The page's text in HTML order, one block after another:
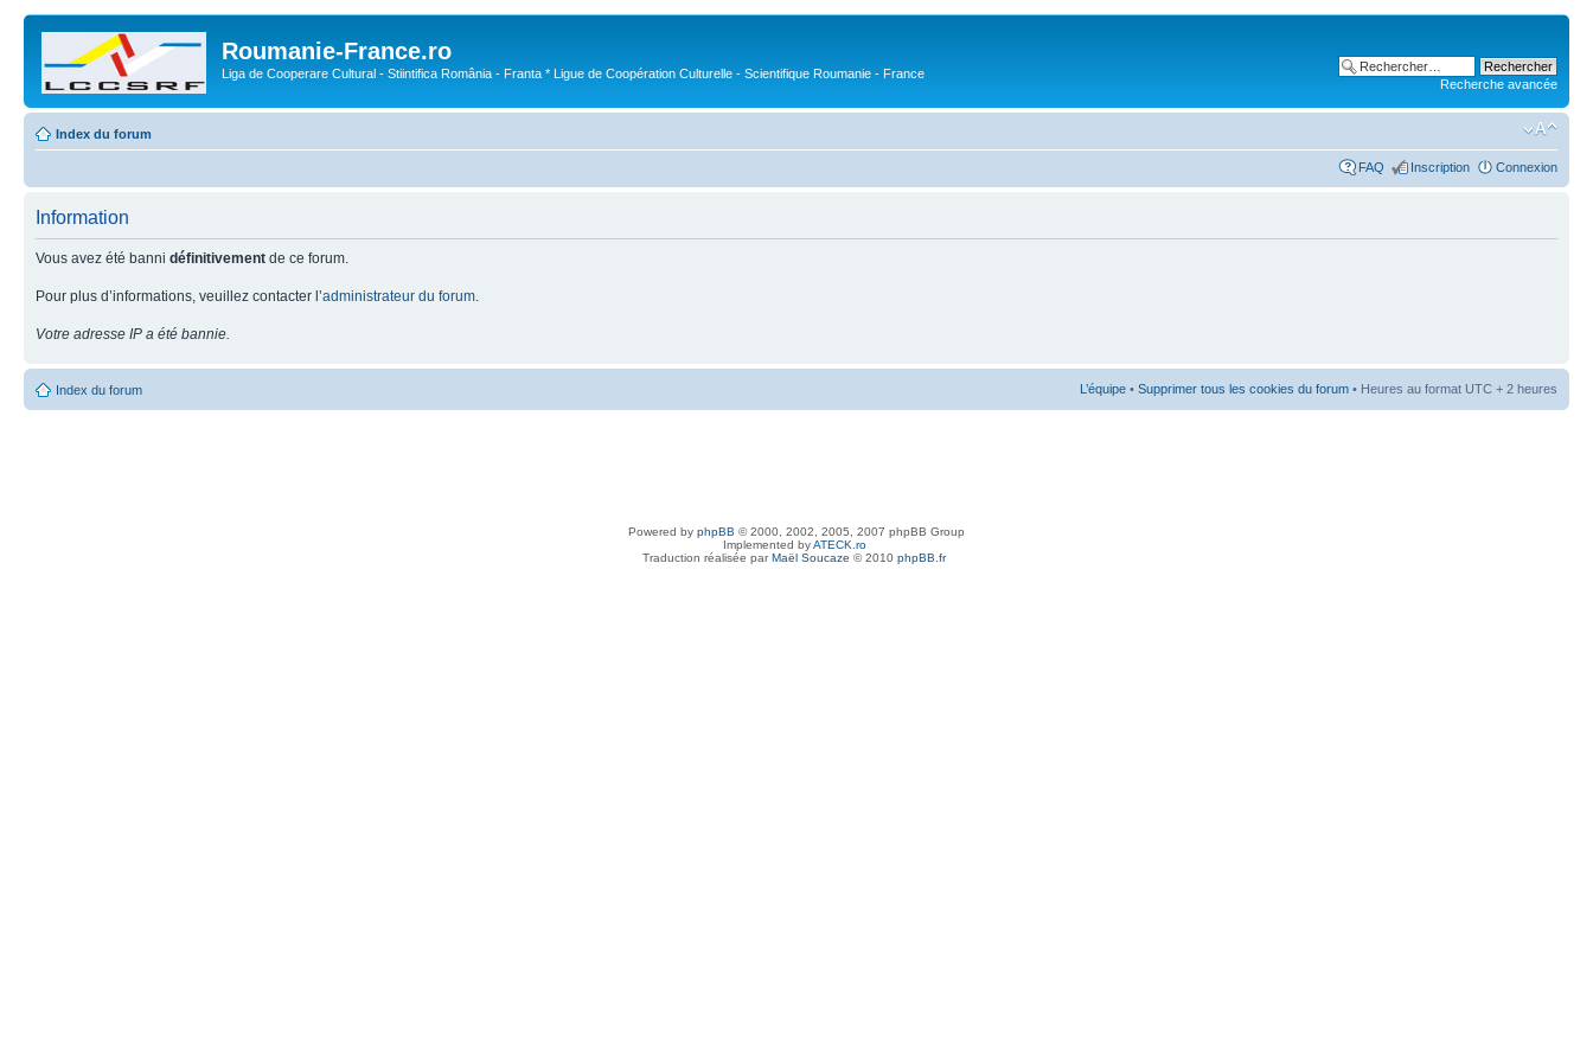
Roumanie-France.ro
Liga de Cooperare Cultural - Stiintifica România - Franta * Ligue de Coopération Culturelle - Scientifique Roumanie - France
Recherche avancée
Index du forum
FAQ Inscription Connexion
Information
Vous avez été banni définitivement de ce forum.
Pour plus d’informations, veuillez contacter l’administrateur du forum
Votre adresse IP a été bannie.
Index du forum L’équipe • Supprimer tous les cookies du forum • Heures au format UTC + 2 heures
Powered by phpBB © 2000, 2002, 2005, 2007 phpBB Group
Implemented byATECK.ro
Traduction réalisée parMaël Soucaze © 2010 phpBB.fr